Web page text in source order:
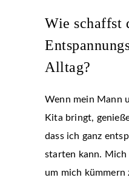
Wie schaffst
Alltag?
Wenn mein Mann
Kita bringt,
dass ich ganz
starten kann.
um mich kümmern